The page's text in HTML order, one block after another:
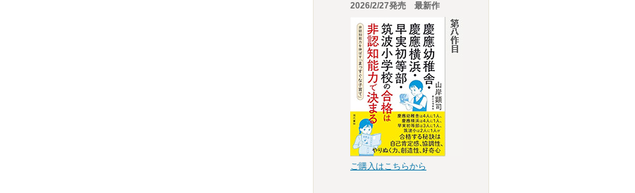
2026/2/27発売 最新作
ご購入はこちらから